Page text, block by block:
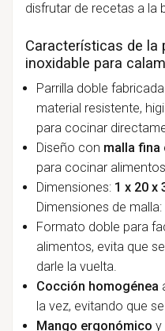
disfrutar de recetas a la
Características de la
inoxidable para
Parrilla doble
material resistente,
para cocinar
Diseño con malla fina
para cocinar
Dimensiones: 1 x 20 x
Dimensiones de
Formato doble para
alimentos, evita que
darle la vuelta.
Cocción homogénea
la vez, evitando que
Mango ergonómico y